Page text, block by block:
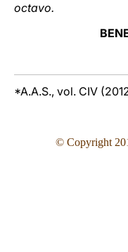
octavo.
*A.A.S., vol. CIV
© Copyright